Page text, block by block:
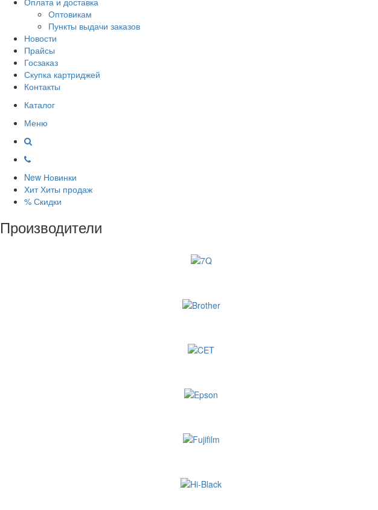
Оптовикам
Пункты выдачи заказов
Новости
Прайсы
Госзаказ
Скупка картриджей
Контакты
Каталог
Меню
New Новинки
Хит Хиты продаж
% Скидки
Производители